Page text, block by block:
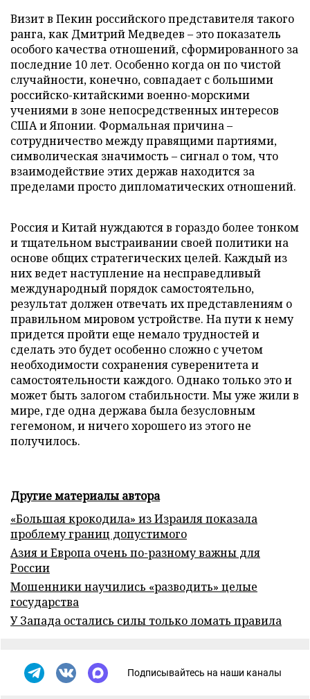
Визит в Пекин российского представителя такого
ранга, как Дмитрий Медведев – это показатель
особого качества отношений, сформированного за
последние 10 лет. Особенно когда он по чистой
случайности, конечно, совпадает с большими
российско-китайскими военно-морскими
учениями в зоне непосредственных интересов
США и Японии. Формальная причина –
сотрудничество между правящими партиями,
символическая значимость – сигнал о том, что
взаимодействие этих держав находится за
пределами просто дипломатических отношений.
Россия и Китай нуждаются в гораздо более тонком
и тщательном выстраивании своей политики на
основе общих стратегических целей. Каждый из
них ведет наступление на несправедливый
международный порядок самостоятельно,
результат должен отвечать их представлениям о
правильном мировом устройстве. На пути к нему
придется пройти еще немало трудностей и
сделать это будет особенно сложно с учетом
необходимости сохранения суверенитета и
самостоятельности каждого. Однако только это и
может быть залогом стабильности. Мы уже жили в
мире, где одна держава была безусловным
гегемоном, и ничего хорошего из этого не
получилось.
Другие материалы автора
«Большая крокодила» из Израиля показала
проблему границ допустимого
Азия и Европа очень по-разному важны для
России
Мошенники научились «разводить» целые
государства
У Запада остались силы только ломать правила
Подписывайтесь на наши каналы